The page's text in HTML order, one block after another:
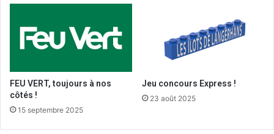
FEU VERT, toujours à nos
côtés !
15 septembre 2025
Jeu concours Express !
23 août 2025